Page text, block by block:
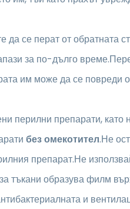
да се перат от обратната
за по-дълго
им може да се повреди
перилни препарати, като
без омекотител.Не
препарат.Не
тъкани образува филм
и